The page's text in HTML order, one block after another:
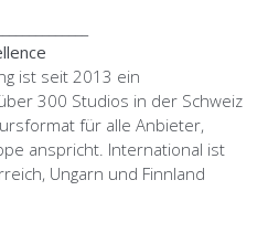
ist seit 2013 ein
300 Studios in der Schweiz
für alle Anbieter,
anspricht. International ist
Ungarn und Finnland